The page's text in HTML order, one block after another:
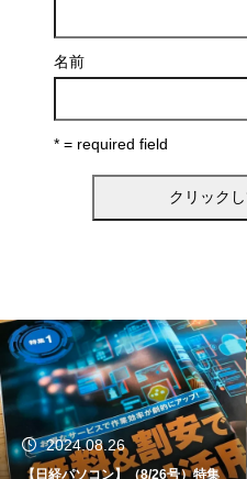
名前
* = required field
2024.06.24
【日経パソコン】（6/24号）【生